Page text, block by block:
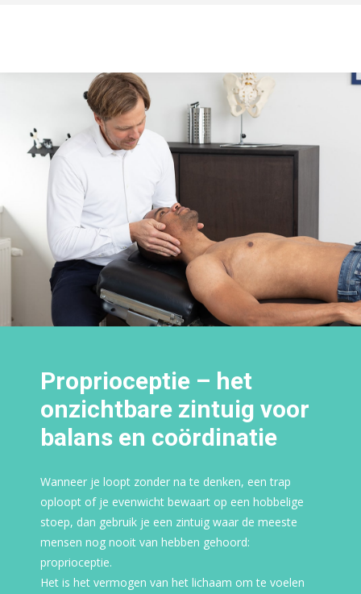
Proprioceptie – het
onzichtbare zintuig voor
balans en coördinatie
Wanneer je loopt zonder na te denken, een trap
oploopt of je evenwicht bewaart op een hobbelige
stoep, dan gebruik je een zintuig waar de meeste
mensen nog nooit van hebben gehoord:
proprioceptie.
Het is het vermogen van het lichaam om te voelen